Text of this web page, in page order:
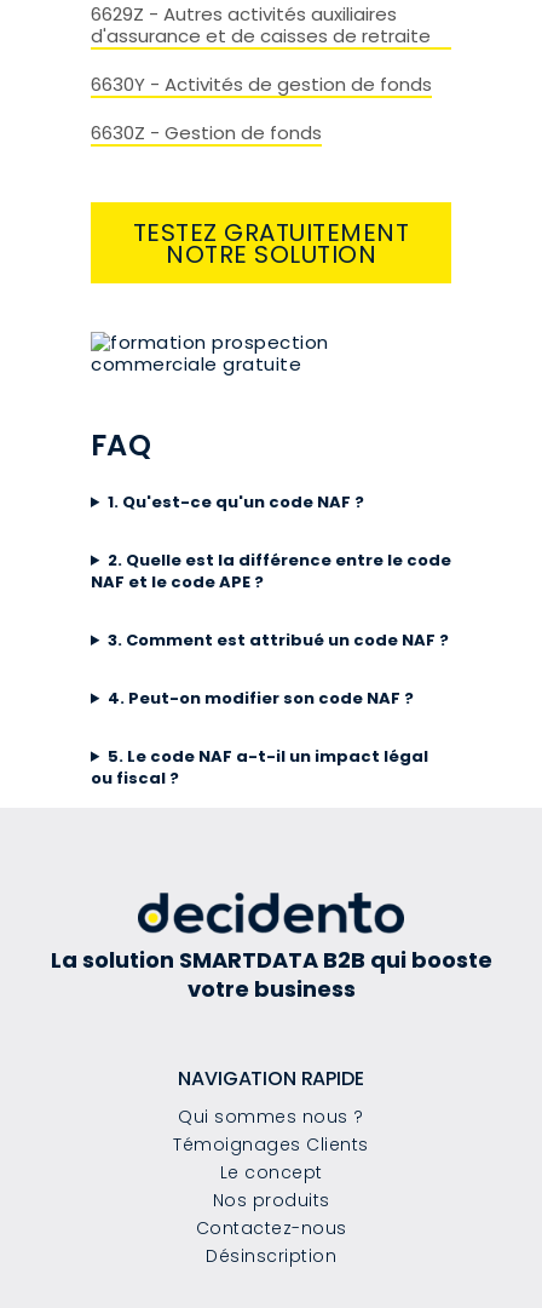
6629Z - Autres activités auxiliaires
d'assurance et de caisses de retraite
6630Y - Activités de gestion de fonds
6630Z - Gestion de fonds
TESTEZ GRATUITEMENT
NOTRE SOLUTION
FAQ
1. Qu'est-ce qu'un code NAF ?
2. Quelle est la différence entre le code
NAF et le code APE ?
3. Comment est attribué un code NAF ?
4. Peut-on modifier son code NAF ?
5. Le code NAF a-t-il un impact légal
ou fiscal ?
La solution SMARTDATA B2B qui booste
votre business
NAVIGATION RAPIDE
Qui sommes nous ?
Témoignages Clients
Le concept
Nos produits
Contactez-nous
Désinscription